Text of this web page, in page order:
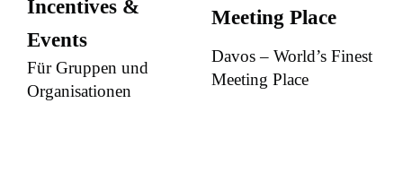
Incentives &
Events
Für Gruppen und
Organisationen
Meeting Place
Davos – World’s Finest
Meeting Place